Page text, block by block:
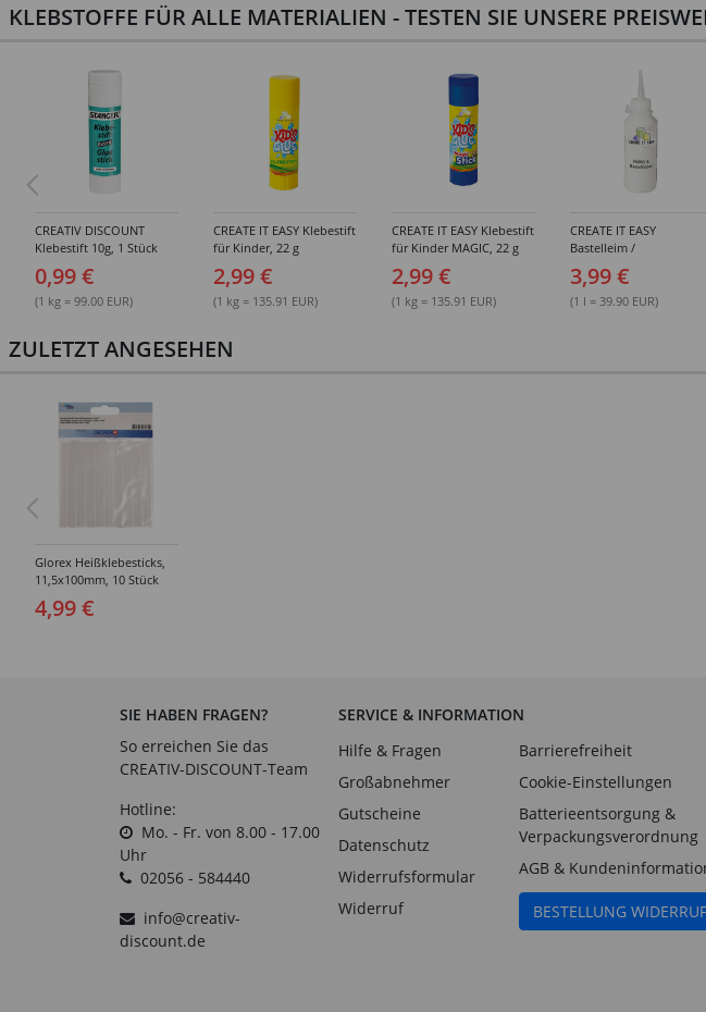
KLEBSTOFFE FÜR ALLE MATERIALIEN - TESTEN SIE UNSERE
CREATIV DISCOUNT
Klebestift 10g, 1 Stück
0,99 €
(1 kg = 99.00 EUR)
CREATE IT EASY Klebestift
für Kinder, 22 g
2,99 €
(1 kg = 135.91 EUR)
CREATE IT EASY Klebestift
für Kinder MAGIC, 22 g
2,99 €
(1 kg = 135.91 EUR)
CREATE IT EASY
Bastelleim /
3,99 €
(1 l = 39.90 EUR)
ZULETZT ANGESEHEN
Glorex Heißklebesticks,
11,5x100mm, 10 Stück
4,99 €
SIE HABEN FRAGEN?
So erreichen Sie das
CREATIV-DISCOUNT-Team
Hotline:
Mo. - Fr. von 8.00 - 17.00
Uhr
02056 - 584440
info@creativ-
discount.de
SERVICE & INFORMATION
Hilfe & Fragen
Großabnehmer
Gutscheine
Datenschutz
Widerrufsformular
Widerruf
Barrierefreiheit
Cookie-Einstellungen
Batterieentsorgung &
Verpackungsverordnung
AGB &
BESTELLUNG